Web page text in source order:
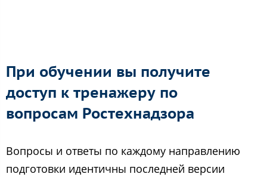
При обучении вы получите
доступ к тренажеру по
вопросам Ростехнадзора
Вопросы и ответы по каждому направлению
подготовки идентичны последней версии